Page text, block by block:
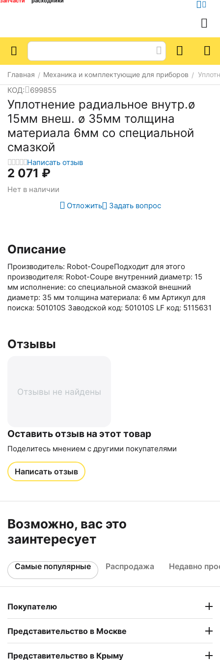
Главная / Механика и комплектующие для приборов /
КОД: 699855
Уплотнение радиальное внутр.ø
15мм внеш. ø 35мм толщина
материала 6мм со специальной
смазкой
Написать отзыв
2 071 ₽
Нет в наличии
Отложить
Задать вопрос
Описание
Производитель: Robot-CoupeПодходит для этого
производителя: Robot-Coupe внутренний диаметр: 15
мм исполнение: со специальной смазкой внешний
диаметр: 35 мм толщина материала: 6 мм Артикул для
поиска: 501010S Заводской код: 501010S LF код: 5115631
Отзывы
Отзывы не найдены
Оставить отзыв на этот товар
Поделитесь мнением с другими покупателями
Написать отзыв
Возможно, вас это
заинтересует
Самые популярные Распродажа Недавно
Покупателю
Представительство в Москве
Представительство в Крыму